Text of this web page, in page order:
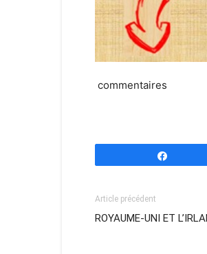
commentaires
Article précédent
ROYAUME-UNI ET